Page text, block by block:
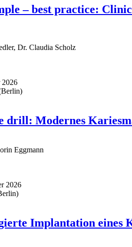
– best practice:
, Dr. Claudia Scholz
2026
drill: Modernes
Eggmann
2026
Implantation eines